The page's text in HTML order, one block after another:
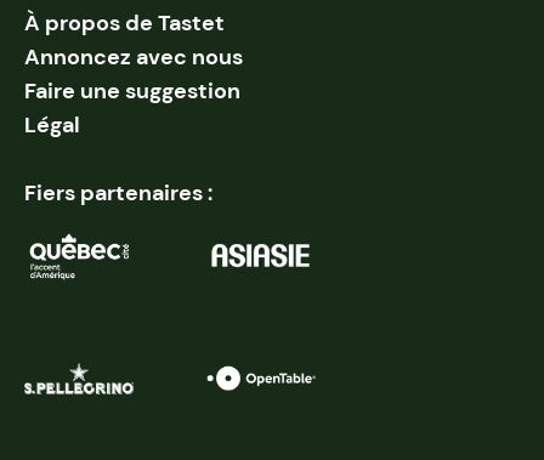
À propos de Tastet
Annoncez avec nous
Faire une suggestion
Légal
Fiers partenaires :